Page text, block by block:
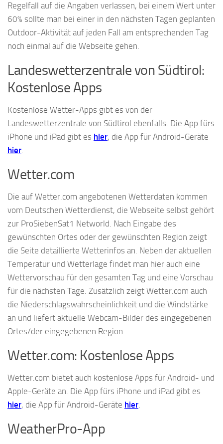
Regelfall auf die Angaben verlassen, bei einem Wert unter
60% sollte man bei einer in den nächsten Tagen geplanten
Outdoor-Aktivität auf jeden Fall am entsprechenden Tag
noch einmal auf die Webseite gehen.
Landeswetterzentrale von Südtirol:
Kostenlose Apps
Kostenlose Wetter-Apps gibt es von der
Landeswetterzentrale von Südtirol ebenfalls. Die App fürs
iPhone und iPad gibt es hier, die App für Android-Geräte
hier.
Wetter.com
Die auf Wetter.com angebotenen Wetterdaten kommen
vom Deutschen Wetterdienst, die Webseite selbst gehört
zur ProSiebenSat1 Networld. Nach Eingabe des
gewünschten Ortes oder der gewünschten Region zeigt
die Seite detaillierte Wetterinfos an. Neben der aktuellen
Temperatur und Wetterlage findet man hier auch eine
Wettervorschau für den gesamten Tag und eine Vorschau
für die nächsten Tage. Zusätzlich zeigt Wetter.com auch
die Niederschlagswahrscheinlichkeit und die Windstärke
an und liefert aktuelle Webcam-Bilder des eingegebenen
Ortes/der eingegebenen Region.
Wetter.com: Kostenlose Apps
Wetter.com bietet auch kostenlose Apps für Android- und
Apple-Geräte an. Die App fürs iPhone und iPad gibt es
hier, die App für Android-Geräte hier.
WeatherPro-App